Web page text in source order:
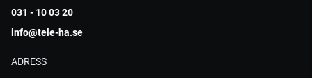
031 - 10 03 20
info@tele-ha.se
ADRESS